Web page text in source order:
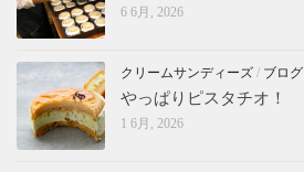
6 6月, 2026
クリームサンディーズ / ブログ
やっぱりピスタチオ！
1 6月, 2026